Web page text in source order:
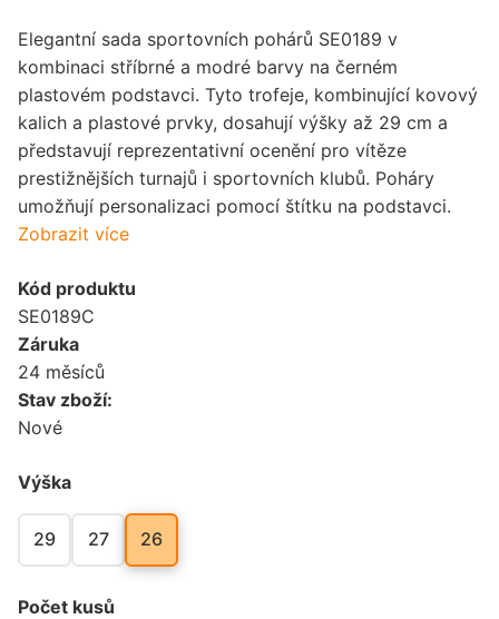
Elegantní sada sportovních pohárů SE0189 v
kombinaci stříbrné a modré barvy na černém
plastovém podstavci. Tyto trofeje, kombinující kovový
kalich a plastové prvky, dosahují výšky až 29 cm a
představují reprezentativní ocenění pro vítěze
prestižnějších turnajů i sportovních klubů. Poháry
umožňují personalizaci pomocí štítku na podstavci.
Zobrazit více
Kód produktu
SE0189C
Záruka
24 měsíců
Stav zboží:
Nové
Výška
29 27 26
Počet kusů